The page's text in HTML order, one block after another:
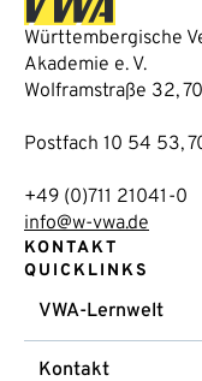
Württembergische
Akademie e. V.
Wolframstraße 32,
Postfach 10 54 53,
+49 (0)711 21041-0
info@w-vwa.de
KONTAKT
QUICKLINKS
VWA-Lernwelt
Kontakt